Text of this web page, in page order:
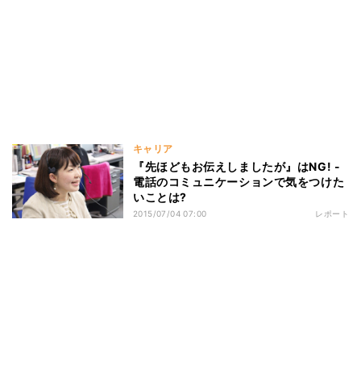
キャリア
『先ほどもお伝えしましたが』はNG! -
電話のコミュニケーションで気をつけた
いことは?
2015/07/04 07:00 レポート